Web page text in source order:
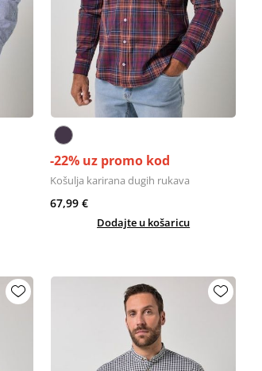
-22% uz promo kod
Košulja karirana dugih rukava
67,99 €
Dodajte u košaricu